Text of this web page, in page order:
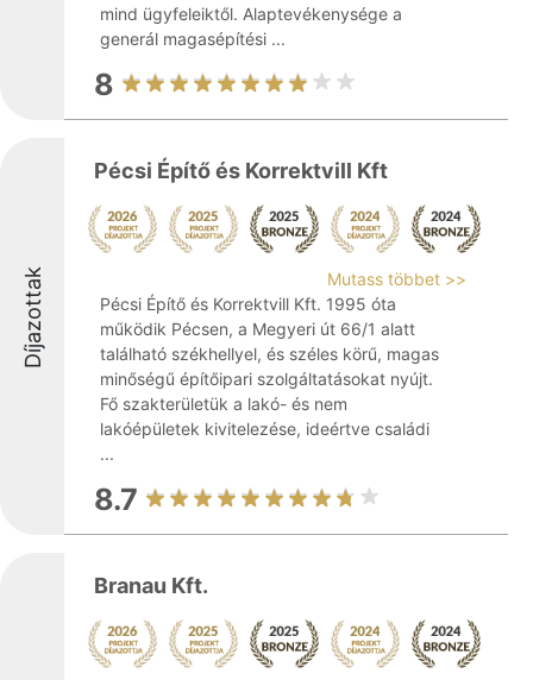
mind ügyfeleiktől. Alaptevékenysége a
generál magasépítési ...
8
Díjazottak
Pécsi Építő és Korrektvill Kft
Mutass többet >>
Pécsi Építő és Korrektvill Kft. 1995 óta
működik Pécsen, a Megyeri út 66/1 alatt
található székhellyel, és széles körű, magas
minőségű építőipari szolgáltatásokat nyújt.
Fő szakterületük a lakó- és nem
lakóépületek kivitelezése, ideértve családi
...
8.7
Branau Kft.